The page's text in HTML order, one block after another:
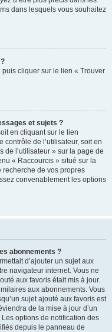
dans lesquels vous souhaitez
cliquer sur le lien « Trouver
et sujets ?
en cliquant sur le lien
de l’utilisateur, soit en
de l’utilisateur » sur la page de
« Raccourcis » situé sur la
recherche de vos propres
convenablement les options
abonnements ?
d’ajouter un sujet aux
navigateur internet. Vous ne
aux favoris était mis à jour.
aux abonnements. Vous
sujet ajouté aux favoris est
de la mise à jour d’un
options de notification des
depuis le panneau de